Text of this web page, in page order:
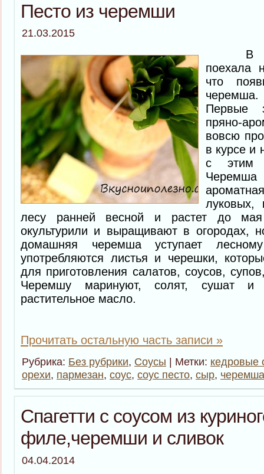
Песто из черемши
21.03.2015
В
поехала
что
Первые
пряно-
вовсю
в курсе и
с этим
луковых,
лесу ранней весной и растет до
окультурили и выращивают в огородах,
домашняя черемша уступает
употребляются листья и черешки,
для приготовления салатов, соусов,
Черемшу маринуют, солят, сушат и
растительное масло.
Прочитать остальную часть записи »
Рубрика: Без рубрики, Соусы | Метки: кедровые
орехи, пармезан, соус, соус песто, сыр, черемша
Спагетти с соусом из
филе,черемши и сливок
04.04.2014